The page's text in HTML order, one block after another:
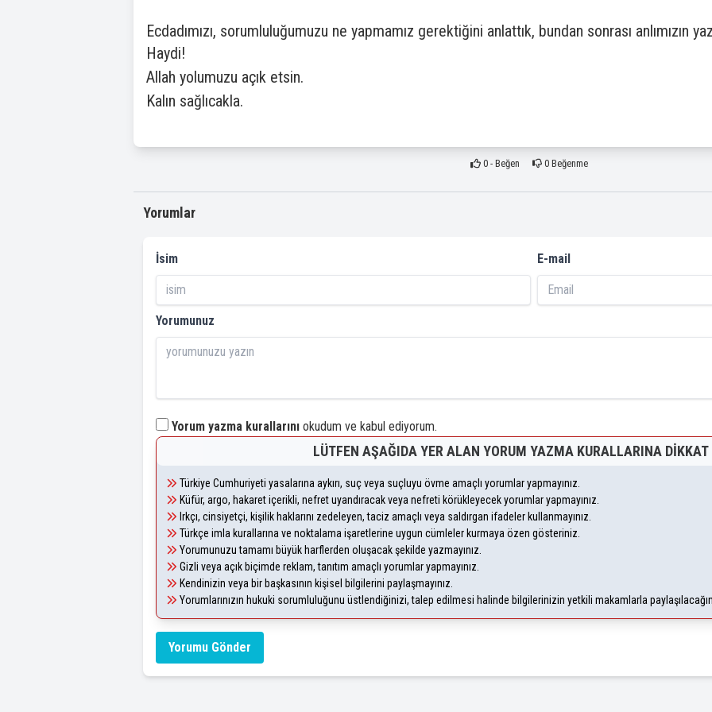
Ecdadımızı, sorumluluğumuzu ne yapmamız gerektiğini anlattık, bundan sonrası anlımızın
Haydi!
Allah yolumuzu açık etsin.
Kalın sağlıcakla.
0- Beğen 0 Beğenme
Yorumlar
İsim E-mail
Yorumunuz
Yorum yazma kurallarını okudum ve kabul ediyorum.
LÜTFEN AŞAĞIDA YER ALAN YORUM YAZMA KURALLARINA
Türkiye Cumhuriyeti yasalarına aykırı, suç veya suçluyu övme amaçlı yorumlar yapmayınız.
Küfür, argo, hakaret içerikli, nefret uyandıracak veya nefreti körükleyecek yorumlar yapmayınız.
Irkçı, cinsiyetçi, kişilik haklarını zedeleyen, taciz amaçlı veya saldırgan ifadeler kullanmayınız.
Türkçe imla kurallarına ve noktalama işaretlerine uygun cümleler kurmaya özen gösteriniz.
Yorumunuzu tamamı büyük harflerden oluşacak şekilde yazmayınız.
Gizli veya açık biçimde reklam, tanıtım amaçlı yorumlar yapmayınız.
Kendinizin veya bir başkasının kişisel bilgilerini paylaşmayınız.
Yorumlarınızın hukuki sorumluluğunu üstlendiğinizi, talep edilmesi halinde bilgilerinizin yetkili makamlarla
Yorumu Gönder